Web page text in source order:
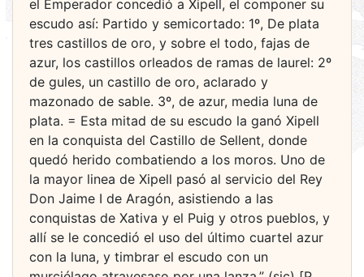
el Emperador concedió a Xipell, el componer su
escudo así: Partido y semicortado: 1º, De plata
tres castillos de oro, y sobre el todo, fajas de
azur, los castillos orleados de ramas de laurel: 2º
de gules, un castillo de oro, aclarado y
mazonado de sable. 3º, de azur, media luna de
plata. = Esta mitad de su escudo la ganó Xipell
en la conquista del Castillo de Sellent, donde
quedó herido combatiendo a los moros. Uno de
la mayor linea de Xipell pasó al servicio del Rey
Don Jaime I de Aragón, asistiendo a las
conquistas de Xativa y el Puig y otros pueblos, y
allí se le concedió el uso del último cuartel azur
con la luna, y timbrar el escudo con un